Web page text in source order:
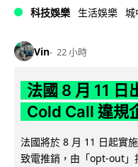
科技娛樂 生活娛樂 城
Vin 22 小時
法國 8 月 11 日
Cold Call 違規
法國將於 8 月 11 日起實
致電推銷，由「opt-out